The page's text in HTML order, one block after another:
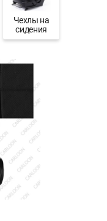
Чехлы на
сидения